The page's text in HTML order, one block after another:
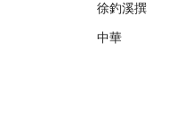
徐釣溪撰
中華